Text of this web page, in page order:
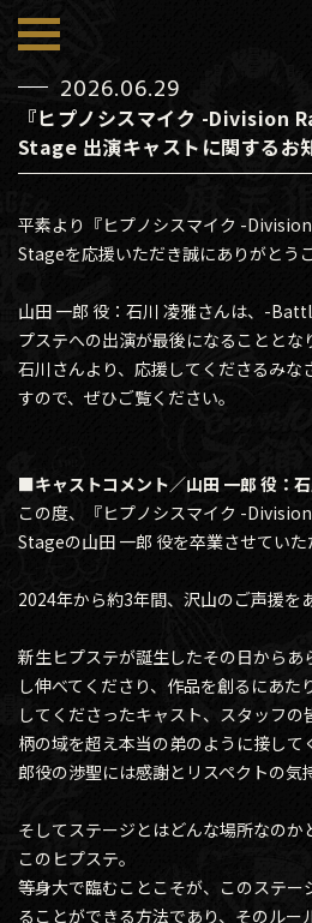
2026.06.29
『ヒプノシスマイク -
Stage 出演キャストに関するお
平素より『ヒプノシスマイク -
Stageを応援いただき誠にありがとう
山田 一郎 役：石川 凌雅さんは、-
プステへの出演が最後になることとな
石川さんより、応援してくださるみな
すので、ぜひご覧ください。
■キャストコメント／山田 一郎 役：
この度、『ヒプノシスマイク -
Stageの山田 一郎 役を卒業させていた
2024年から約3年間、沢山のご声援を
新生ヒプステが誕生したその日からあ
し伸べてくださり、作品を創るにあた
してくださったキャスト、スタッフ
柄の域を超え本当の弟のように接し
郎役の渉聖には感謝とリスペクトの気
そしてステージとはどんな場所なの
このヒプステ。
等身大で臨むことこそが、このステ
ることができる方法であり、そのルー